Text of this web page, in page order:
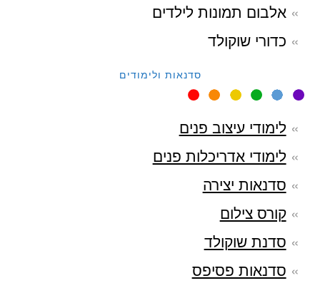
אלבום תמונות לילדים
כדורי שוקולד
סדנאות ולימודים
לימודי עיצוב פנים
לימודי אדריכלות פנים
סדנאות יצירה
קורס צילום
סדנת שוקולד
סדנאות פסיפס